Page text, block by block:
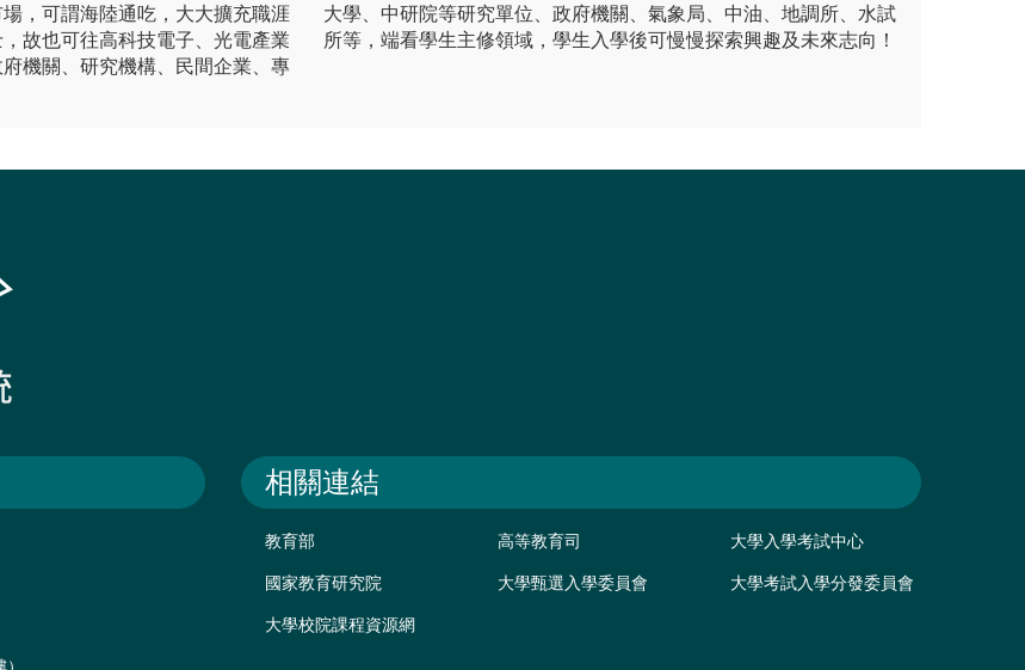
，可謂海陸通吃，大大擴充職涯
故也可往高科技電子、光電產業
機關、研究機構、民間企業、專
大學、中研院等研究單位、政府機關、氣象局、中油、地調所、水試
所等，端看學生主修領域，學生入學後可慢慢探索興趣及未來志向！
相關連結
教育部 高等教育司 大學入學考試中心
國家教育研究院 大學甄選入學委員會 大學考試入學分發委員會
大學校院課程資源網